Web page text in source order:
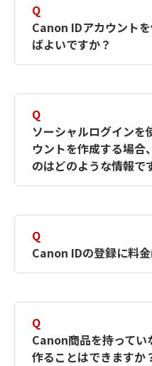
Q
Canon IDアカウント
ばよいですか？
す。詳しい作成方
何ですか？Canon
ださい。
Q
ソーシャルログイン
ウントを作成する場合
のはどのような情報で
択したサービスか
簡単に作成できる
Canon IDの登録フ
Q
Canon IDの登録に料
Q
Canon商品を持って
作ることはできますか